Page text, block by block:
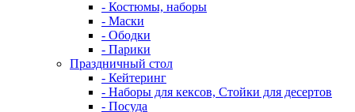
- Костюмы, наборы
- Маски
- Ободки
- Парики
Праздничный стол
- Кейтеринг
- Наборы для кексов, Стойки для десертов
- Посуда